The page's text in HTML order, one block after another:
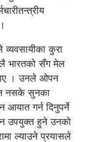
कुरा
भारतको सँग मेल
। उनले ओपन
नसके सुनका
आयात गर्न दिनुपर्ने
उपयुक्त हुने उनको
ल्याउने प्रयासले